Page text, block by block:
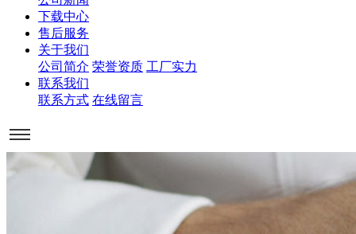
下载中心
售后服务
关于我们
公司简介 荣誉资质 工厂实力
联系我们
联系方式 在线留言